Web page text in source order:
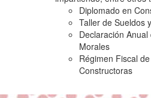
Diplomado en
Taller de Sueldos
Declaración
Morales
Régimen Fiscal
Constructoras